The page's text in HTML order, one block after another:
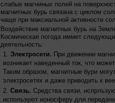
слабых магниных полей на
магнитных бурь связана с циклом
чаще при максиальной активности
Воздействие магнитных бурь на
Космическая погода иммет
деятельность:
Электросети. При движении
возникает наведенный ток, что
Таким образом, магнитные бури
электросетях и даже приводить к
Связь. Средства связи,
используют ионосферу для